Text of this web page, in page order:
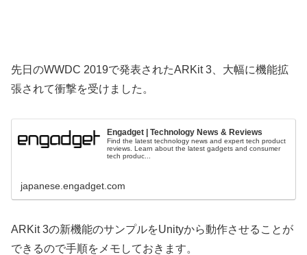
先日のWWDC 2019で発表されたARKit 3、大幅に機能拡
張されて衝撃を受けました。
Engadget | Technology News & Reviews
Find the latest technology news and expert tech product
reviews. Learn about the latest gadgets and consumer
tech produc...
japanese.engadget.com
ARKit 3の新機能のサンプルをUnityから動作させることが
できるので手順をメモしておきます。